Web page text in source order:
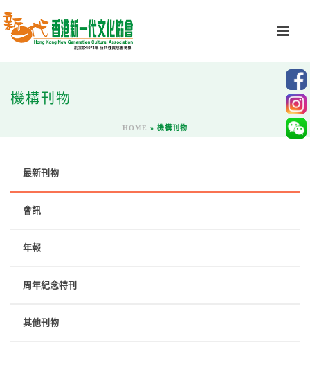
機構刊物
HOME » 機構刊物
最新刊物
會訊
年報
周年紀念特刊
其他刊物